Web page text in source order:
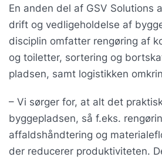
En anden del af GSV Solutions
drift og vedligeholdelse af
disciplin omfatter rengøring af
og toiletter, sortering og
pladsen, samt logistikken
– Vi sørger for, at alt det
byggepladsen, så f.eks.
affaldshåndtering og
der reducerer produktiviteten.